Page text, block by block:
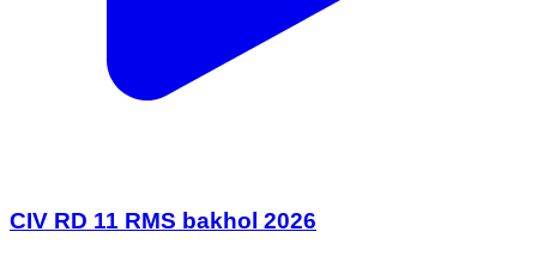
CIV RD 11 RMS bakhol 2026